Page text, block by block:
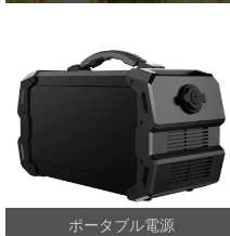
ポータブル電源